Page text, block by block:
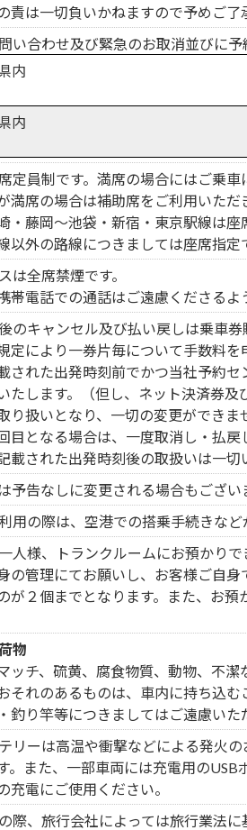
責は一切負いかねますので予めご了
い合わせ及び緊急のお取消並びに
内
内
定員制です。満席の場合にはご乗
満席の場合は補助席をご利用いた
・藤岡～池袋・新宿・東京駅線は
以外の路線につきましては座席指
は全席禁煙です。
帯電話での通話はご遠慮くださるよ
のキャンセル及び払い戻しは乗車
定により一券片毎について手数料を
された出発時刻前でかつ当社予約
たします。（但し、ネット決済券
り扱いとなり、一切の変更ができま
目となる場合は、一度取消し・払
載された出発時刻後の取扱いは一切
予告なしに変更される場合もござい
用の際は、空港での搭乗手続きな
人様、トランクルームにお預かり
の管理にてお願いし、お客様ご自
が２個までとなります。また、お
物
ッチ、硫黄、腐食物質、動物、不
それのあるものは、車内に持ち込
釣り竿等につきましてはご遠慮いた
リーは高温や衝撃などによる発火
。また、一部車両には充電用の
充電にご使用ください。
際、旅行会社によっては旅行業法